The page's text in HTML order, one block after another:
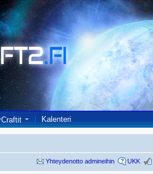
Kalenteri
Yhteydenotto admineihin UKK